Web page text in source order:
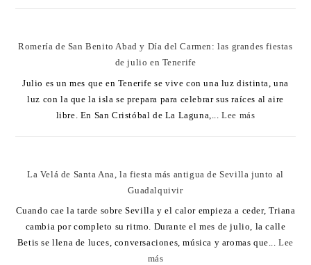
Romería de San Benito Abad y Día del Carmen: las grandes fiestas
de julio en Tenerife
Julio es un mes que en Tenerife se vive con una luz distinta, una
luz con la que la isla se prepara para celebrar sus raíces al aire
libre. En San Cristóbal de La Laguna,...Lee más
La Velá de Santa Ana, la fiesta más antigua de Sevilla junto al
Guadalquivir
Cuando cae la tarde sobre Sevilla y el calor empieza a ceder, Triana
cambia por completo su ritmo. Durante el mes de julio, la calle
Betis se llena de luces, conversaciones, música y aromas que...Lee
más